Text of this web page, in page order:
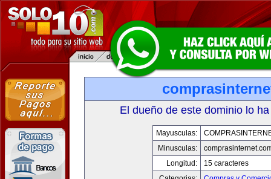
El dueño de este dominio lo
Mayusculas:
Minusculas:
Longitud:
15 caracteres